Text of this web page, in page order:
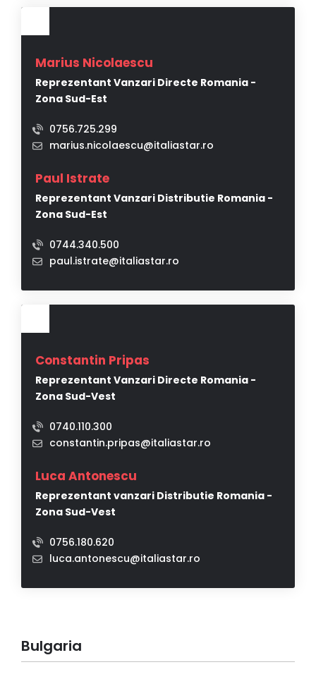
Marius Nicolaescu
Reprezentant Vanzari Directe Romania -
Zona Sud-Est
0756.725.299
marius.nicolaescu@italiastar.ro
Paul Istrate
Reprezentant Vanzari Distributie Romania -
Zona Sud-Est
0744.340.500
paul.istrate@italiastar.ro
Constantin Pripas
Reprezentant Vanzari Directe Romania -
Zona Sud-Vest
0740.110.300
constantin.pripas@italiastar.ro
Luca Antonescu
Reprezentant vanzari Distributie Romania -
Zona Sud-Vest
0756.180.620
luca.antonescu@italiastar.ro
Bulgaria